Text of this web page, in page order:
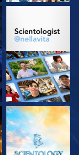
ESPLORA LE
ESPLORA LE
SERIE